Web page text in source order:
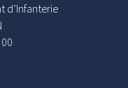
d’Infanterie